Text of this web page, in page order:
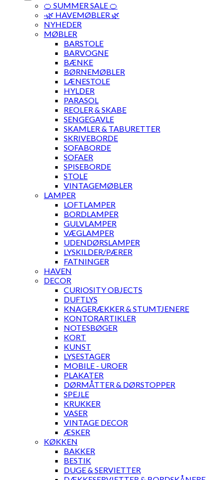
🍊 SUMMER SALE 🍊
·🌿 HAVEMØBLER 🌿
NYHEDER
MØBLER
BARSTOLE
BARVOGNE
BÆNKE
BØRNEMØBLER
LÆNESTOLE
HYLDER
PARASOL
REOLER & SKABE
SENGEGAVLE
SKAMLER & TABURETTER
SKRIVEBORDE
SOFABORDE
SOFAER
SPISEBORDE
STOLE
VINTAGEMØBLER
LAMPER
LOFTLAMPER
BORDLAMPER
GULVLAMPER
VÆGLAMPER
UDENDØRSLAMPER
LYSKILDER/PÆRER
FATNINGER
HAVEN
DECOR
CURIOSITY OBJECTS
DUFTLYS
KNAGERÆKKER & STUMTJENERE
KONTORARTIKLER
NOTESBØGER
KORT
KUNST
LYSESTAGER
MOBILE - UROER
PLAKATER
DØRMÅTTER & DØRSTOPPER
SPEJLE
KRUKKER
VASER
VINTAGE DECOR
ÆSKER
KØKKEN
BAKKER
BESTIK
DUGE & SERVIETTER